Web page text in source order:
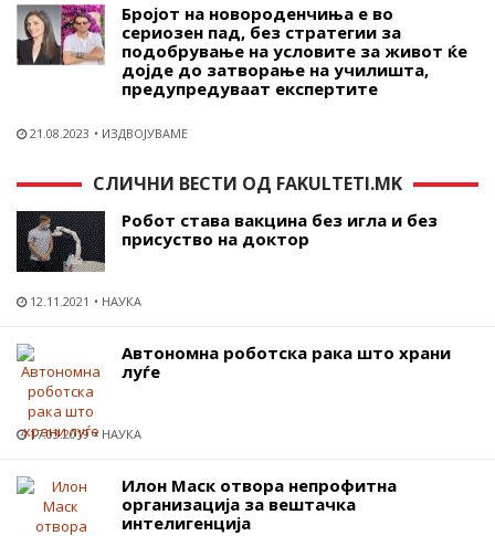
Бројот на новороденчиња е во
сериозен пад, без стратегии за
подобрување на условите за живот ќе
дојде до затворање на училишта,
предупредуваат експертите
21.08.2023 ИЗДВОЈУВАМЕ
СЛИЧНИ ВЕСТИ ОД FAKULTETI.MK
Робот става вакцина без игла и без
присуство на доктор
12.11.2021 НАУКА
Автономна роботска рака што храни
луѓе
17.03.2019 НАУКА
Илон Маск отвора непрофитна
организација за вештачка
интелигенција